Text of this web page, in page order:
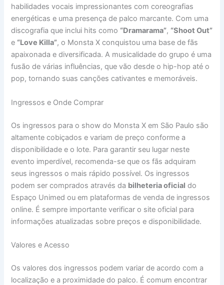
habilidades vocais impressionantes com coreografias
energéticas e uma presença de palco marcante. Com uma
discografia que inclui hits como “Dramarama”, “Shoot Out”
e “Love Killa”, o Monsta X conquistou uma base de fãs
apaixonada e diversificada. A musicalidade do grupo é uma
fusão de várias influências, que vão desde o hip-hop até o
pop, tornando suas canções cativantes e memoráveis.
Ingressos e Onde Comprar
Os ingressos para o show do Monsta X em São Paulo são
altamente cobiçados e variam de preço conforme a
disponibilidade e o lote. Para garantir seu lugar neste
evento imperdível, recomenda-se que os fãs adquiram
seus ingressos o mais rápido possível. Os ingressos
podem ser comprados através da bilheteria oficial do
Espaço Unimed ou em plataformas de venda de ingressos
online. É sempre importante verificar o site oficial para
informações atualizadas sobre preços e disponibilidade.
Valores e Acesso
Os valores dos ingressos podem variar de acordo com a
localização e a proximidade do palco. É comum encontrar